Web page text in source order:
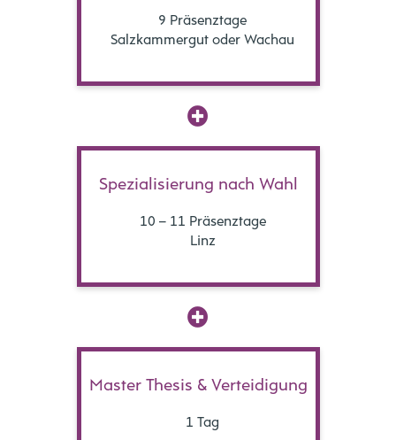
9 Präsenztage
Salzkammergut oder Wachau
Spezialisierung nach Wahl
10 – 11 Präsenztage
Linz
Master Thesis &Verteidigung
1 Tag